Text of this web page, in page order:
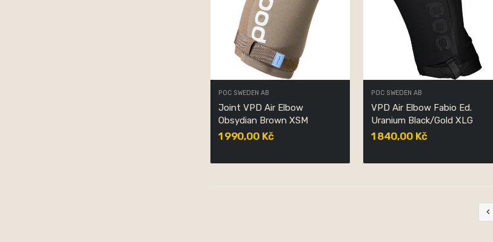
POC SWEDEN AB
Joint VPD Air Elbow
Obsydian Brown XSM
1 990,00 Kč
POC SWEDEN AB
VPD Air Elbow Fabio Ed.
Uranium Black/Gold XLG
1 840,00 Kč
